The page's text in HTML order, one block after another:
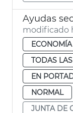
Ayudas
modificado
TODAS
EN
NORMAL
JUNTA DE